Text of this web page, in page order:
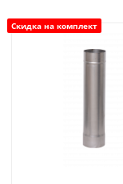
Скидка на комплект